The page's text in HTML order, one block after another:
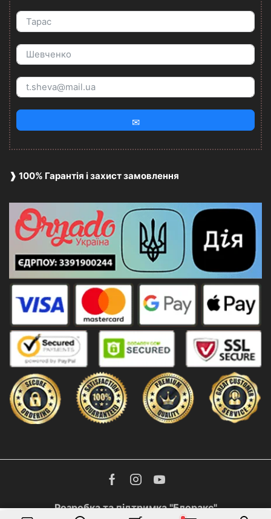
✉
❱ 100% Гарантія і захист замовлення
Facebook
Instagram
Youtube
Розробка та підтримка "Блоракс"